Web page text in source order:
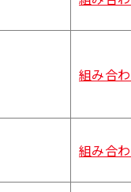
組み合
組み合